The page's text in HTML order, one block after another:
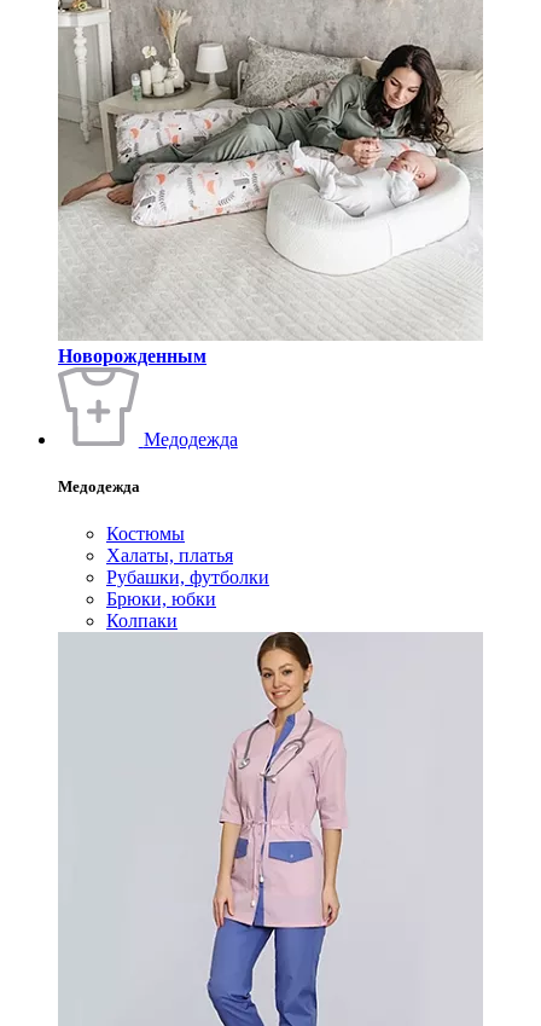
Новорожденным
Медодежда
Медодежда
Костюмы
Халаты, платья
Рубашки, футболки
Брюки, юбки
Колпаки